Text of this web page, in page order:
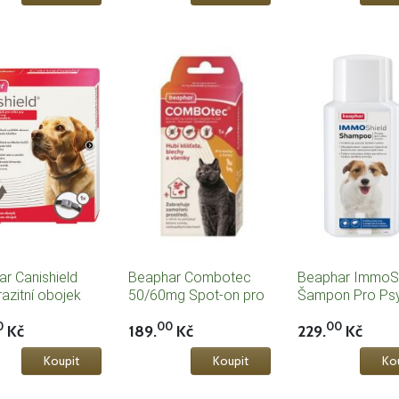
Canishield
obojek
Kč
Beaphar Combotec
50/60mg Spot-on pro
189.00Kč
Beaphar
Šampon Pro
229.00Kč